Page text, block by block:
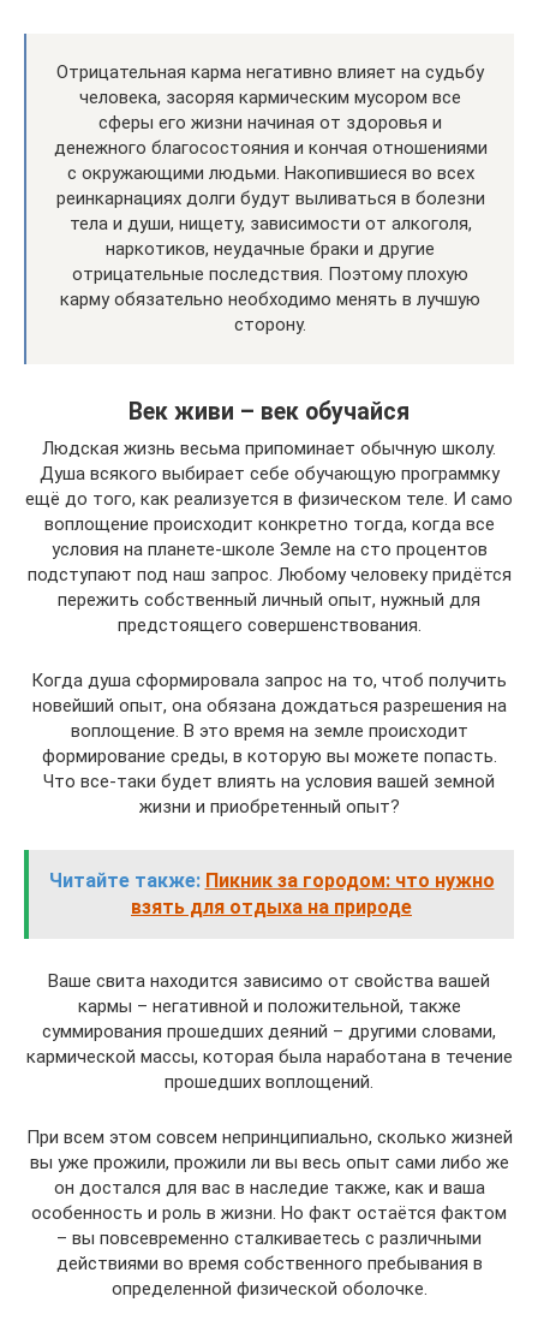
Отрицательная карма негативно влияет на судьбу
человека, засоряя кармическим мусором все
сферы его жизни начиная от здоровья и
денежного благосостояния и кончая отношениями
с окружающими людьми. Накопившиеся во всех
реинкарнациях долги будут выливаться в болезни
тела и души, нищету, зависимости от алкоголя,
наркотиков, неудачные браки и другие
отрицательные последствия. Поэтому плохую
карму обязательно необходимо менять в лучшую
сторону.
Век живи – век обучайся
Людская жизнь весьма припоминает обычную школу.
Душа всякого выбирает себе обучающую программку
ещё до того, как реализуется в физическом теле. И само
воплощение происходит конкретно тогда, когда все
условия на планете-школе Земле на сто процентов
подступают под наш запрос. Любому человеку придётся
пережить собственный личный опыт, нужный для
предстоящего совершенствования.
Когда душа сформировала запрос на то, чтоб получить
новейший опыт, она обязана дождаться разрешения на
воплощение. В это время на земле происходит
формирование среды, в которую вы можете попасть.
Что все-таки будет влиять на условия вашей земной
жизни и приобретенный опыт?
Читайте также: Пикник за городом: что нужно
взять для отдыха на природе
Ваше свита находится зависимо от свойства вашей
кармы – негативной и положительной, также
суммирования прошедших деяний – другими словами,
кармической массы, которая была наработана в течение
прошедших воплощений.
При всем этом совсем непринципиально, сколько жизней
вы уже прожили, прожили ли вы весь опыт сами либо же
он достался для вас в наследие также, как и ваша
особенность и роль в жизни. Но факт остаётся фактом
– вы повсевременно сталкиваетесь с различными
действиями во время собственного пребывания в
определенной физической оболочке.